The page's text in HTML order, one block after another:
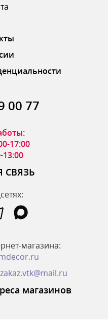
00 77
17:00
13:00
СВЯЗЬ
магазина:
zakaz.vtk@mail.ru
магазинов